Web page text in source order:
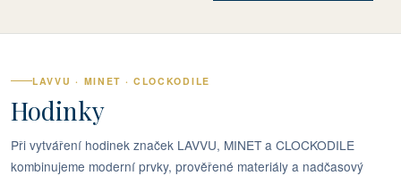
LAVVU · MINET · CLOCKODILE
Hodinky
Při vytváření hodinek značek LAVVU, MINET a CLOCKODILE
kombinujeme moderní prvky, prověřené materiály a nadčasový